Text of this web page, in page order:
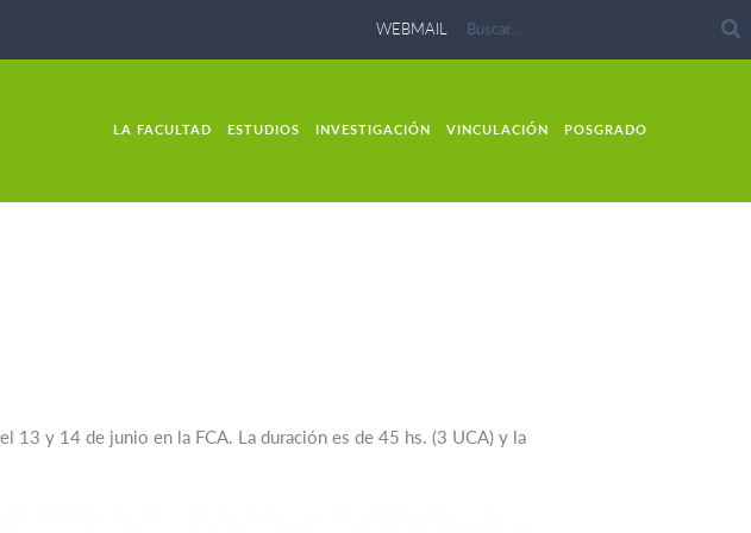
WEBMAIL
LA FACULTAD ESTUDIOS INVESTIGACIÓN VINCULACIÓN POSGRADO
13 y 14 de junio en la FCA. La duración es de 45 hs. (3 UCA) y la